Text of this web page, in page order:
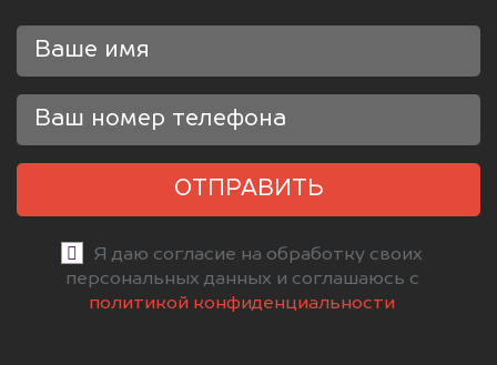
ОТПРАВИТЬ
Я даю согласие на обработку своих
персональных данных и соглашаюсь с
политикой конфиденциальности